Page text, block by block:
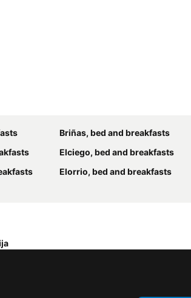
Briñas, bed and breakfasts
Elciego, bed and breakfasts
Elorrio, bed and breakfasts